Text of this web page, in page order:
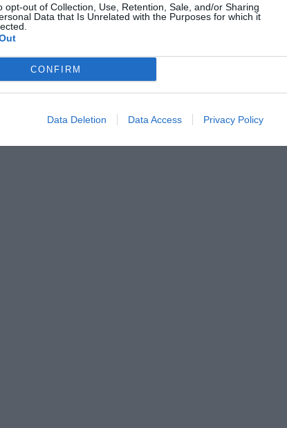
opt-out of Collection, Use, Retention, Sale, and/or Sharing
Data that Is Unrelated with the Purposes for which it
CONFIRM
Data Deletion Data Access Privacy Policy
della tua squadra. Attiva
DAZN!